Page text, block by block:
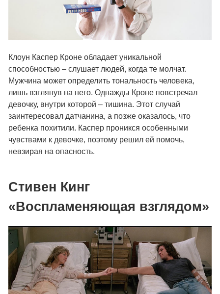
Клоун Каспер Кроне обладает уникальной
способностью – слушает людей, когда те молчат.
Мужчина может определить тональность человека,
лишь взглянув на него. Однажды Кроне повстречал
девочку, внутри которой – тишина. Этот случай
заинтересовал датчанина, а позже оказалось, что
ребенка похитили. Каспер проникся особенными
чувствами к девочке, поэтому решил ей помочь,
невзирая на опасность.
Стивен Кинг
«Воспламеняющая взглядом»